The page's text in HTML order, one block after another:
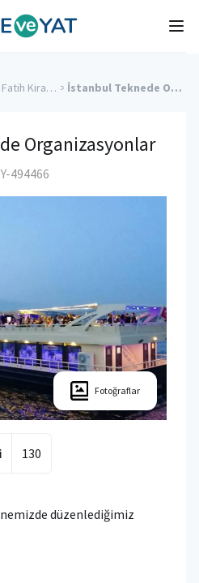
> Fatih Kiralık Yatlar > İstanbul Teknede Organizasyonlar
Organizasyonlar
494466
Fotoğraflar
130
düzenlediğimiz